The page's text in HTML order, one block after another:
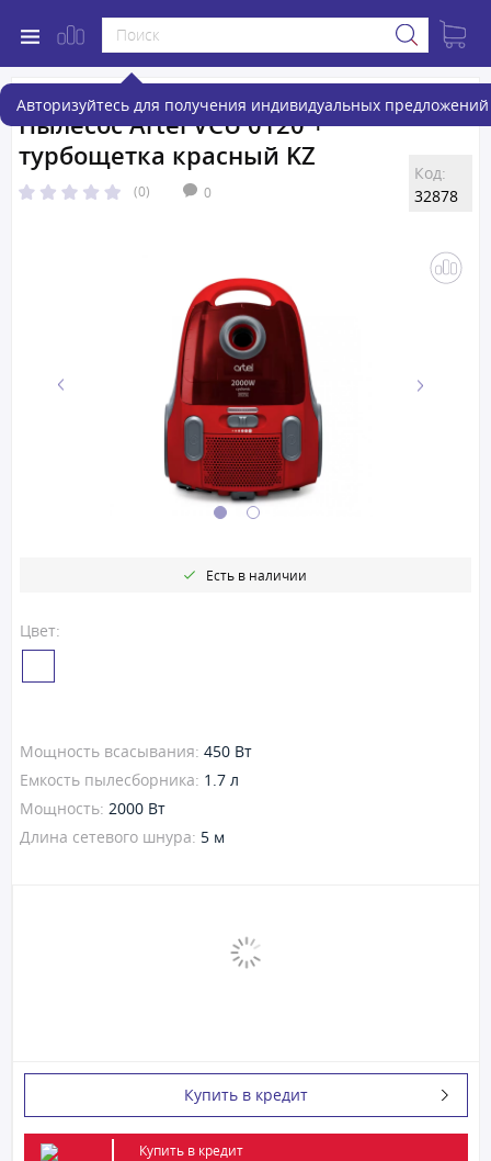
Авторизуйтесь для получения индивидуальных предложений
Пылесос Artel VCU 0120 +
турбощетка красный KZ
(0) 0
Код:
32878
Цвет:
Есть в наличии
Мощность всасывания: 450 Вт
Емкость пылесборника: 1.7 л
Мощность: 2000 Вт
Длина сетевого шнура: 5 м
Купить в кредит
Купить в кредит